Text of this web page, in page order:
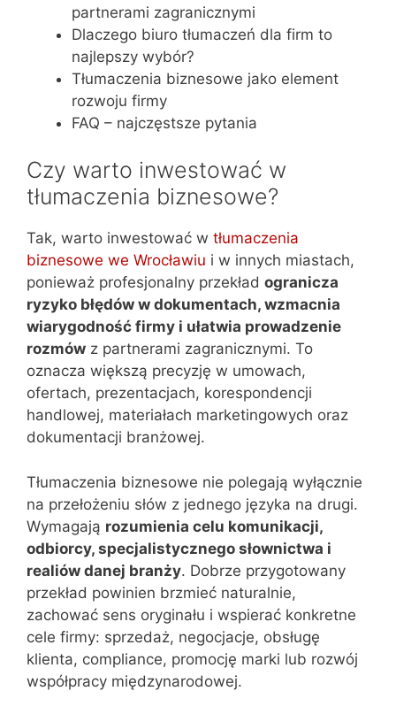
partnerami zagranicznymi
Dlaczego biuro tłumaczeń dla firm to
najlepszy wybór?
Tłumaczenia biznesowe jako element
rozwoju firmy
FAQ – najczęstsze pytania
Czy warto inwestować w
tłumaczenia biznesowe?
Tak, warto inwestować w tłumaczenia
biznesowe we Wrocławiu i w innych miastach,
ponieważ profesjonalny przekład ogranicza
ryzyko błędów w dokumentach, wzmacnia
wiarygodność firmy i ułatwia prowadzenie
rozmów z partnerami zagranicznymi. To
oznacza większą precyzję w umowach,
ofertach, prezentacjach, korespondencji
handlowej, materiałach marketingowych oraz
dokumentacji branżowej.
Tłumaczenia biznesowe nie polegają wyłącznie
na przełożeniu słów z jednego języka na drugi.
Wymagają rozumienia celu komunikacji,
odbiorcy, specjalistycznego słownictwa i
realiów danej branży. Dobrze przygotowany
przekład powinien brzmieć naturalnie,
zachować sens oryginału i wspierać konkretne
cele firmy: sprzedaż, negocjacje, obsługę
klienta, compliance, promocję marki lub rozwój
współpracy międzynarodowej.